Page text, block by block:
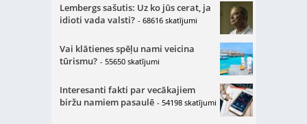
Lembergs sašutis: Uz ko jūs cerat, ja
idioti vada valsti? - 68616 skatījumi
Vai klātienes spēļu nami veicina
tūrismu? - 55650 skatījumi
Interesanti fakti par vecākajiem
biržu namiem pasaulē - 54198 skatījumi